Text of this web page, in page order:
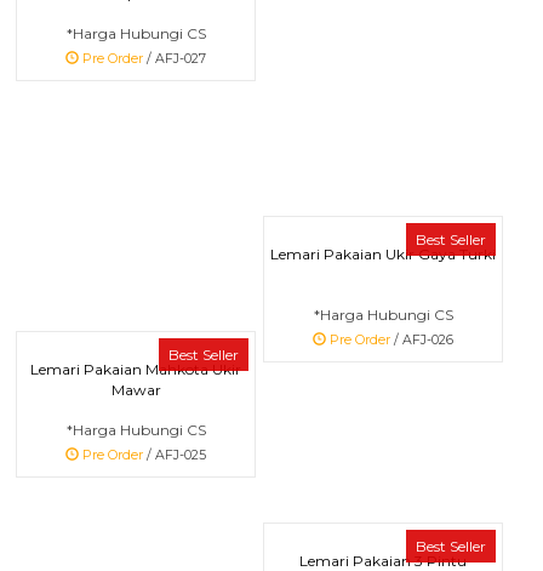
*Harga Hubungi CS
Pre Order / AFJ-027
Best Seller
Lemari Pakaian Ukir Gaya Turki
*Harga Hubungi CS
Pre Order / AFJ-026
Best Seller
Lemari Pakaian Mahkota Ukir
Mawar
*Harga Hubungi CS
Pre Order / AFJ-025
Best Seller
Lemari Pakaian 3 Pintu